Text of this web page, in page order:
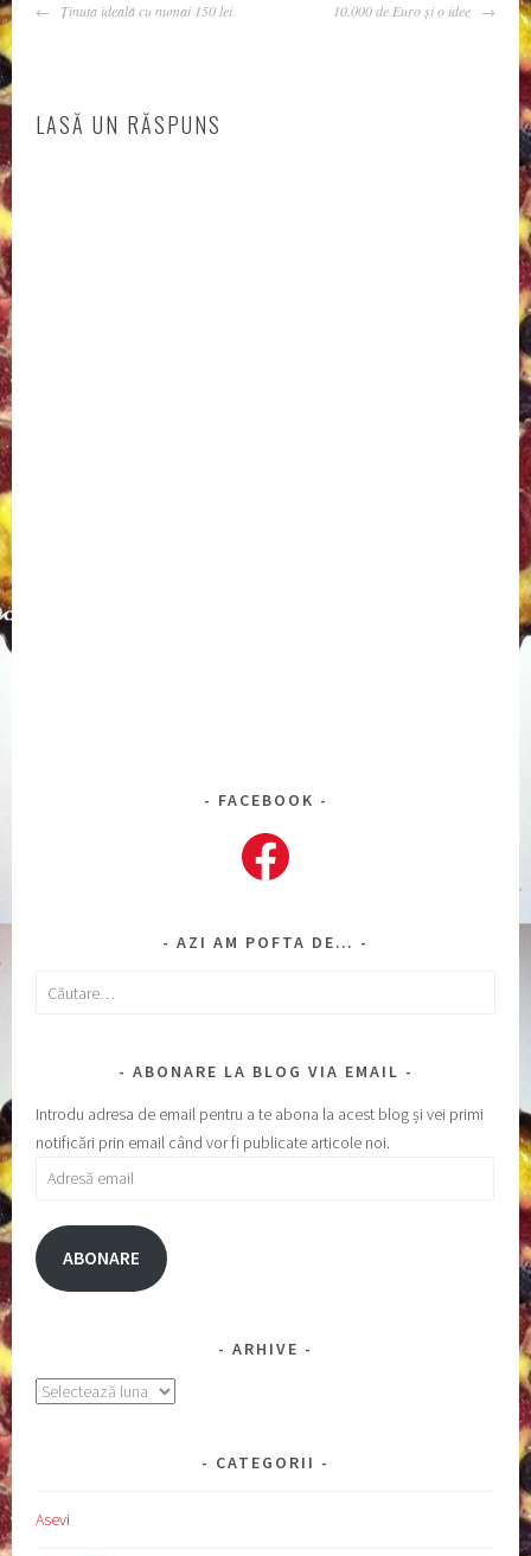
NAVIGARE
Ținuta ideală cu numai 150 lei 10.000 de Euro și o idee
LASĂ UN RĂSPUNS
FACEBOOK
Facebook
AZI AM POFTA DE…
Caută
ABONARE LA BLOG VIA EMAIL
Introdu adresa de email pentru a te abona la acest blog și vei primi
notificări prin email când vor fi publicate articole noi.
Adresă
ABONARE
ARHIVE
Arhive
CATEGORII
Asevi